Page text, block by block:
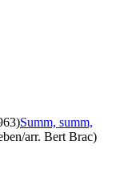
Summ, summ,
arr. Bert Brac)